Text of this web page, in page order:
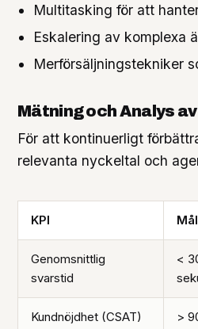
Multitasking för att
Eskalering av komplexa
Merförsäljningstekniker
Mätning och Analys
För att kontinuerligt
relevanta nyckeltal och
KPI
Genomsnittlig
svarstid
<
Kundnöjdhet (CSAT) >